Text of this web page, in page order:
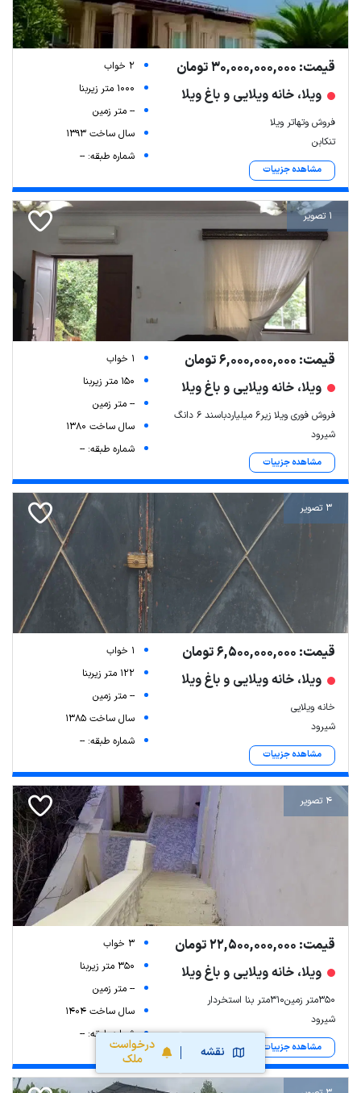
نقشه
درخواست
ملک
قیمت: 30,000,000,000 تومان
ویلا، خانه ویلایی و باغ ویلا
فروش وتهاتر ویلا
تنکابن
مشاهده جزییات
2 خواب
1000 متر زیربنا
-- متر زمین
سال ساخت 1393
شماره طبقه: --
1 تصویر
قیمت: 6,000,000,000 تومان
ویلا، خانه ویلایی و باغ ویلا
فروش فوری ویلا زیر۶ میلیاردباسند ۶ دانگ
شیرود
مشاهده جزییات
1 خواب
150 متر زیربنا
-- متر زمین
سال ساخت 1380
شماره طبقه: --
3 تصویر
قیمت: 6,500,000,000 تومان
ویلا، خانه ویلایی و باغ ویلا
خانه ویلایی
شیرود
مشاهده جزییات
1 خواب
122 متر زیربنا
-- متر زمین
سال ساخت 1385
شماره طبقه: --
4 تصویر
قیمت: 22,500,000,000 تومان
ویلا، خانه ویلایی و باغ ویلا
۳۵۰متر زمین۳۱۰متر بنا استخردار
شیرود
مشاهده جزییات
3 خواب
350 متر زیربنا
-- متر زمین
سال ساخت 1404
شماره طبقه: --